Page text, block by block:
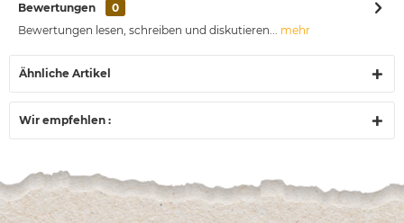
Bewertungen
0
Bewertungen lesen, schreiben und diskutieren... mehr
Ähnliche Artikel
Wir empfehlen :